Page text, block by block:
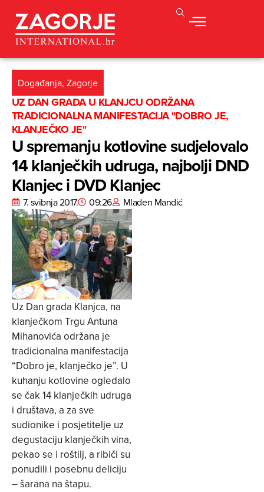
Događanja, Zagorje
UZ DAN GRADA U KLANJCU ODRŽANA
TRADICIONALNA MANIFESTACIJA "DOBRO JE,
KLANJEČKO JE"
U spremanju kotlovine sudjelovalo
14 klanječkih udruga, najbolji DND
Klanjec i DVD Klanjec
7. svibnja 2017. 09:26 Mladen Mandić
Uz Dan grada Klanjca, na
klanječkom Trgu Antuna
Mihanovića održana je
tradicionalna manifestacija
“Dobro je, klanječko je”. U
kuhanju kotlovine ogledalo
se čak 14 klanječkih udruga
i društava, a za sve
sudionike i posjetitelje uz
degustaciju klanječkih vina,
pekao se i roštilj, a ribiči su
ponudili i posebnu deliciju
– šarana na štapu.